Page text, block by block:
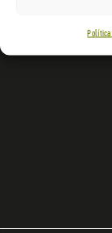
Política